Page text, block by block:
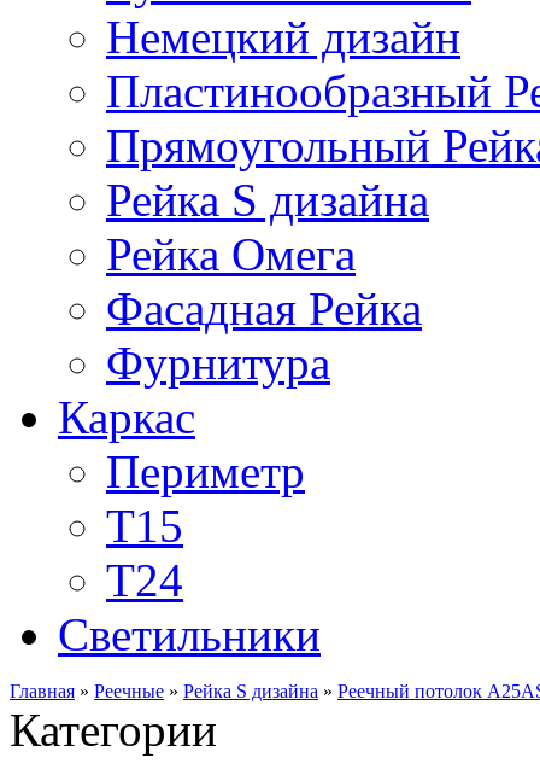
Немецкий дизайн
Пластинообразный
Прямоугольный
Рейка S дизайна
Рейка Омега
Фасадная Рейка
Фурнитура
Каркас
Периметр
Т15
Т24
Светильники
Главная » Реечные » Рейка S дизайна » Реечный потолок
Категории